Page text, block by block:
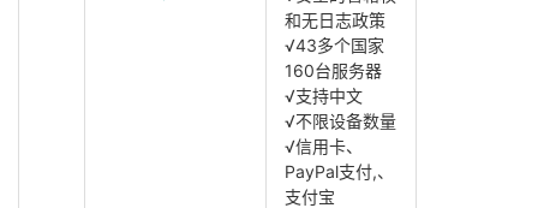
和无日志政策
√43多个国家
160台服务器
√支持中文
√不限设备数量
√信用卡、
PayPal支付,、
支付宝